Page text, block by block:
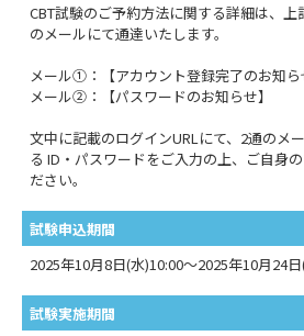
CBT試験のご予約方法に関する詳細は、
のメールにて通達いたします。
メール①：【アカウント登録完了のお知ら
メール②：【パスワードのお知らせ】
文中に記載のログインURLにて、2通のメ
る ID・パスワードをご入力の上、ご自身
ださい。
試験申込期間
2025年10月8日(水)10:00～2025年10月24
試験実施期間